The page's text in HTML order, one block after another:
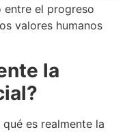
el progreso
valores humanos
la
es realmente la